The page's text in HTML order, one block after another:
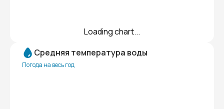
Loading chart...
Средняя температура воды
Погода на весь год